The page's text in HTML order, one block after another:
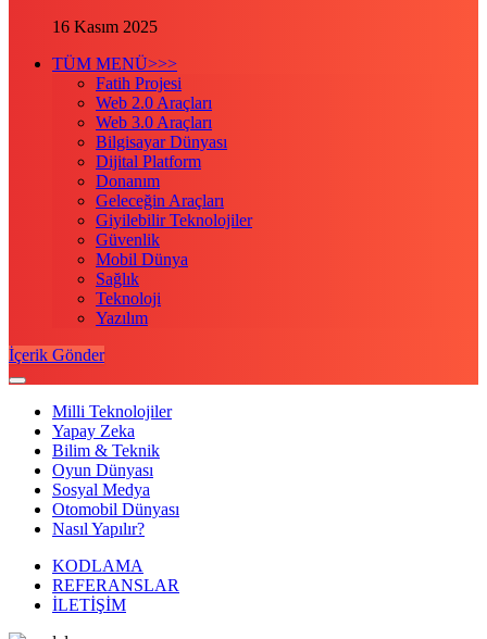
16 Kasım 2025
TÜM MENÜ>>>
Fatih Projesi
Web 2.0 Araçları
Web 3.0 Araçları
Bilgisayar Dünyası
Dijital Platform
Donanım
Geleceğin Araçları
Giyilebilir Teknolojiler
Güvenlik
Mobil Dünya
Sağlık
Teknoloji
Yazılım
İçerik Gönder
Milli Teknolojiler
Yapay Zeka
Bilim & Teknik
Oyun Dünyası
Sosyal Medya
Otomobil Dünyası
Nasıl Yapılır?
KODLAMA
REFERANSLAR
İLETİŞİM